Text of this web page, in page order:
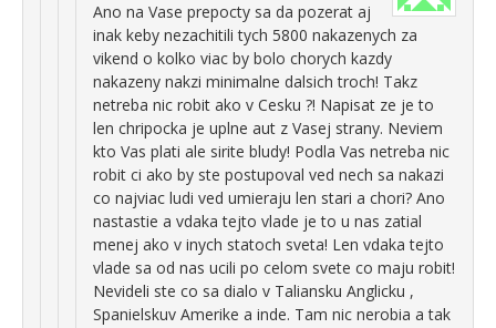
Ano na Vase prepocty sa da pozerat aj
inak keby nezachitili tych 5800 nakazenych za
vikend o kolko viac by bolo chorych kazdy
nakazeny nakzi minimalne dalsich troch! Takz
netreba nic robit ako v Cesku ?! Napisat ze je to
len chripocka je uplne aut z Vasej strany. Neviem
kto Vas plati ale sirite bludy! Podla Vas netreba nic
robit ci ako by ste postupoval ved nech sa nakazi
co najviac ludi ved umieraju len stari a chori? Ano
nastastie a vdaka tejto vlade je to u nas zatial
menej ako v inych statoch sveta! Len vdaka tejto
vlade sa od nas ucili po celom svete co maju robit!
Nevideli ste co sa dialo v Taliansku Anglicku ,
Spanielskuv Amerike a inde. Tam nic nerobia a tak